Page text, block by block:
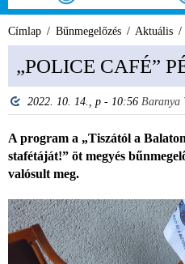
Címlap Bűnmegelőzés Aktuális
„POLICE CAFÉ”
2022. 10. 14., p - 10:56 Baranya
A program a „Tiszától a
stafétáját!” öt megyés
valósult meg.